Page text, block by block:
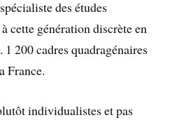
des études
cette génération discrète en
200 cadres quadragénaires
France.
individualistes et pas